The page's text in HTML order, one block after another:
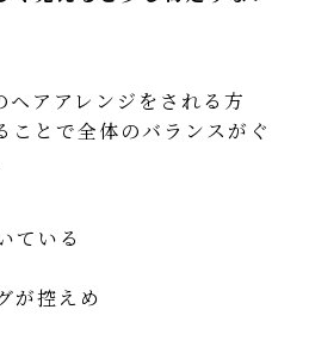
ヘアアレンジをされる方
ことで全体のバランスがぐ
ている
が控えめ